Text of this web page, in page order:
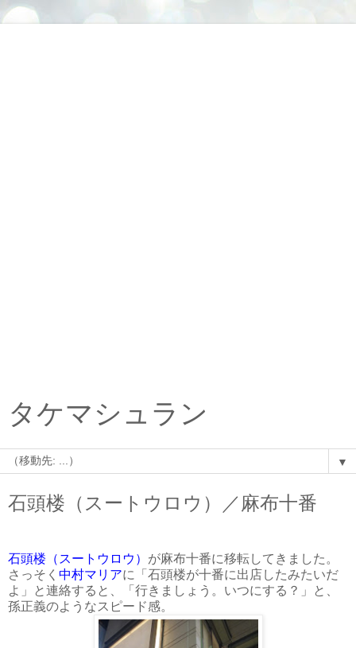
タケマシュラン
▼
石頭楼（スートウロウ）／麻布十番
石頭楼（スートウロウ） が麻布十番に移転してきました。
さっそく 中村マリアに「石頭楼が十番に出店したみたいだ
よ」と連絡すると、「行きましょう。いつにする？」と、
孫正義のようなスピード感。